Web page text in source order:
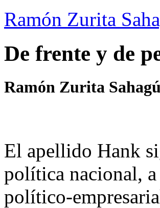
Ramón Zurita
De frente y de
Ramón Zurita
El apellido Hank
política nacional,
político-